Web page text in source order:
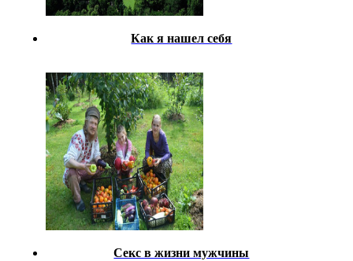
Как я нашел себя
Секс в жизни мужчины